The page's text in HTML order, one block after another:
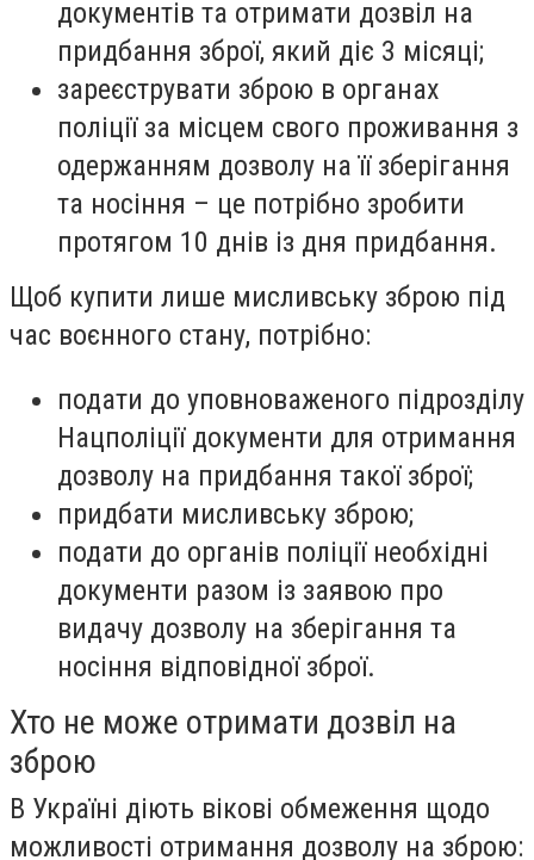
документів та отримати дозвіл на
придбання зброї, який діє 3 місяці;
зареєструвати зброю в органах
поліції за місцем свого проживання з
одержанням дозволу на її зберігання
та носіння – це потрібно зробити
протягом 10 днів із дня придбання.
Щоб купити лише мисливську зброю під
час воєнного стану, потрібно:
подати до уповноваженого підрозділу
Нацполіції документи для отримання
дозволу на придбання такої зброї;
придбати мисливську зброю;
подати до органів поліції необхідні
документи разом із заявою про
видачу дозволу на зберігання та
носіння відповідної зброї.
Хто не може отримати дозвіл на
зброю
В Україні діють вікові обмеження щодо
можливості отримання дозволу на зброю: